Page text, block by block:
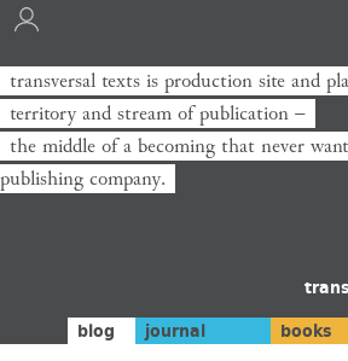
transversal texts is production site and
territory and stream of publication −
the middle of a becoming that never
publishing company.
transversal texts ist Produktionsort und
Territorium und Strom der
die Mitte eines Werdens, das niemals zum
blog journal books